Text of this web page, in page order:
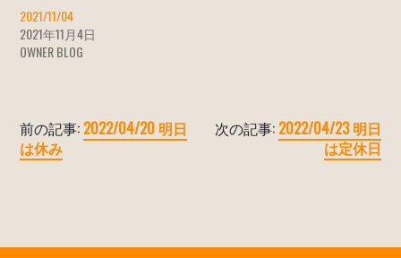
2021/11/04
2021年11月4日
OWNER BLOG
前の記事: 2022/04/20 明日
は休み
次の記事: 2022/04/23 明日
は定休日